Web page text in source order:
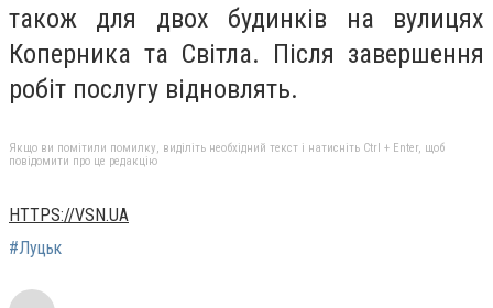
також для двох будинків на вулицях
Коперника та Світла. Після завершення
робіт послугу відновлять.
Якщо ви помітили помилку, виділіть необхідний текст і натисніть Ctrl + Enter, щоб
повідомити про це редакцію
HTTPS://VSN.UA
#Луцьк